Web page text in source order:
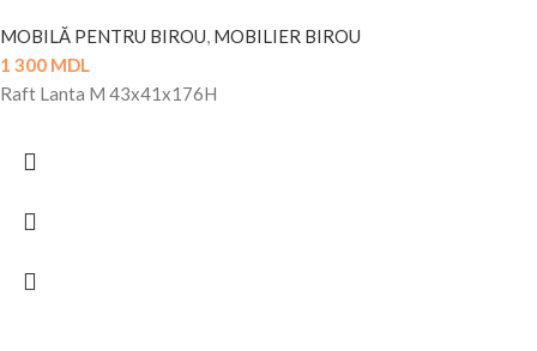
MOBILĂ PENTRU BIROU, MOBILIER BIROU
1 300 MDL
Raft Lanta M 43x41x176H